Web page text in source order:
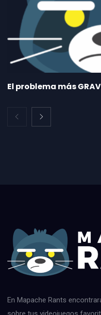
El problema más
En Mapache Rants